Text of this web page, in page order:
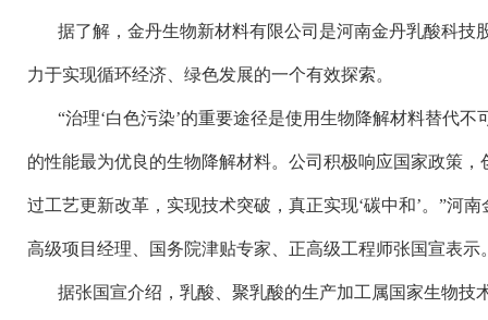
据了解，金丹生物新材料有限公司是河南金丹乳酸科技
力于实现循环经济、绿色发展的一个有效探索。
“治理‘白色污染’的重要途径是使用生物降解材料替代
的性能最为优良的生物降解材料。公司积极响应国家政策
过工艺更新改革，实现技术突破，真正实现‘碳中和’。”河
高级项目经理、国务院津贴专家、正高级工程师张国宣表示
据张国宣介绍，乳酸、聚乳酸的生产加工属国家生物技